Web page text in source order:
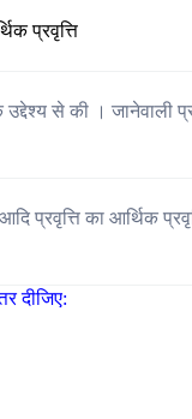
प्रवृत्ति
से की । जानेवाली
प्रवृत्ति का आर्थिक
दीजिए: